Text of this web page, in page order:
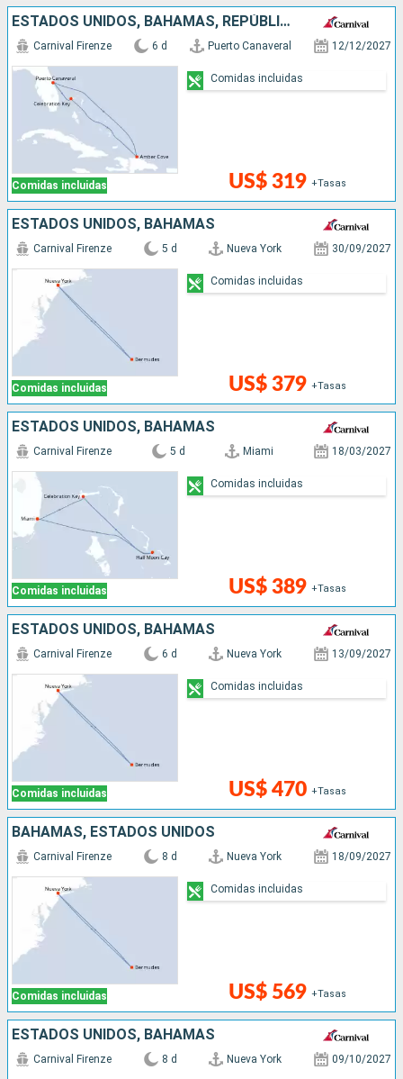
ESTADOS UNIDOS, BAHAMAS, REPÚBLICA DOMINICANA
Comidas incluidas
Carnival Firenze 6 d Puerto Canaveral 12/12/2027
US$ 319 +Tasas
Comidas incluidas
ESTADOS UNIDOS, BAHAMAS
Comidas incluidas
Carnival Firenze 5 d Nueva York 30/09/2027
US$ 379 +Tasas
Comidas incluidas
ESTADOS UNIDOS, BAHAMAS
Comidas incluidas
Carnival Firenze 5 d Miami 18/03/2027
US$ 389 +Tasas
Comidas incluidas
ESTADOS UNIDOS, BAHAMAS
Comidas incluidas
Carnival Firenze 6 d Nueva York 13/09/2027
US$ 470 +Tasas
Comidas incluidas
BAHAMAS, ESTADOS UNIDOS
Comidas incluidas
Carnival Firenze 8 d Nueva York 18/09/2027
US$ 569 +Tasas
Comidas incluidas
ESTADOS UNIDOS, BAHAMAS
Carnival Firenze 8 d Nueva York 09/10/2027